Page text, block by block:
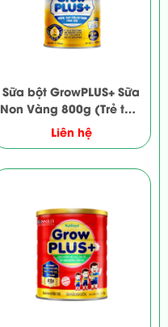
Sữa bột GrowPLUS+ Sữa
Non Vàng 800g (Trẻ từ 2
tuổi)
Liên hệ